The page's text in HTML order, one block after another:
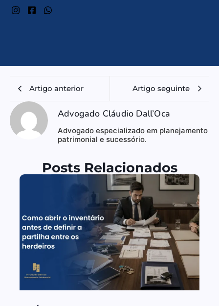
Artigo anterior Artigo seguinte
Advogado Cláudio Dall’Oca
Advogado especializado em planejamento
patrimonial e sucessório.
Posts Relacionados